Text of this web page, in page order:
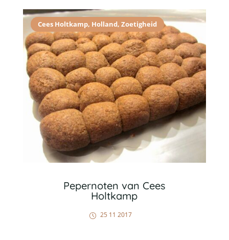
Cees Holtkamp, Holland, Zoetigheid
Pepernoten van Cees
Holtkamp
25 11 2017